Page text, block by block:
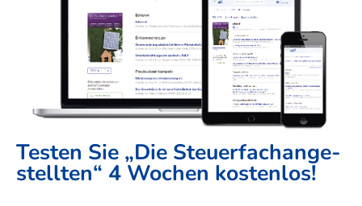
Testen Sie „Die Steuer­fach­ange­
stellten“ 4 Wochen kosten­los!